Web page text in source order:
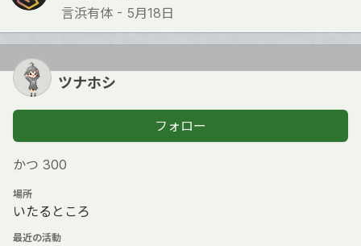
言浜有体 - 5月18日
ツナホシ
フォロー
かつ З00
場所
いたるところ
最近の活動